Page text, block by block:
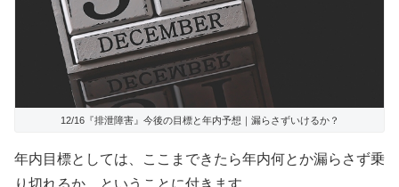
12/16『排泄障害』今後の目標と年内予想｜漏らさずいけるか？
年内目標としては、ここまできたら年内何とか漏らさず乗